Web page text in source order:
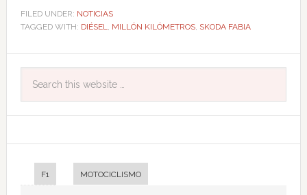
FILED UNDER: NOTICIAS
TAGGED WITH: DIÉSEL, MILLÓN KILÓMETROS, SKODA FABIA
F1 MOTOCICLISMO